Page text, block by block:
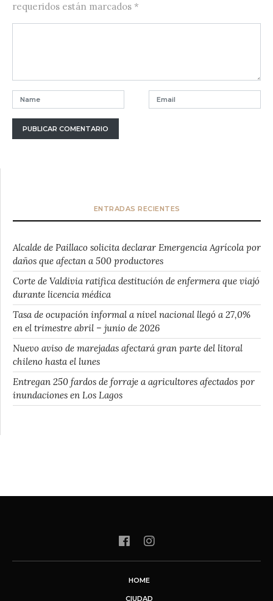
requeridos están marcados *
ENTRADAS RECIENTES
Alcalde de Paillaco solicita declarar Emergencia Agrícola por
daños que afectan a 500 productores
Corte de Valdivia ratifica destitución de enfermera que viajó
durante licencia médica
Tasa de ocupación informal a nivel nacional llegó a 27,0%
en el trimestre abril – junio de 2026
Nuevo aviso de marejadas afectará gran parte del litoral
chileno hasta el lunes
Entregan 250 fardos de forraje a agricultores afectados por
inundaciones en Los Lagos
HOME
CIUDAD